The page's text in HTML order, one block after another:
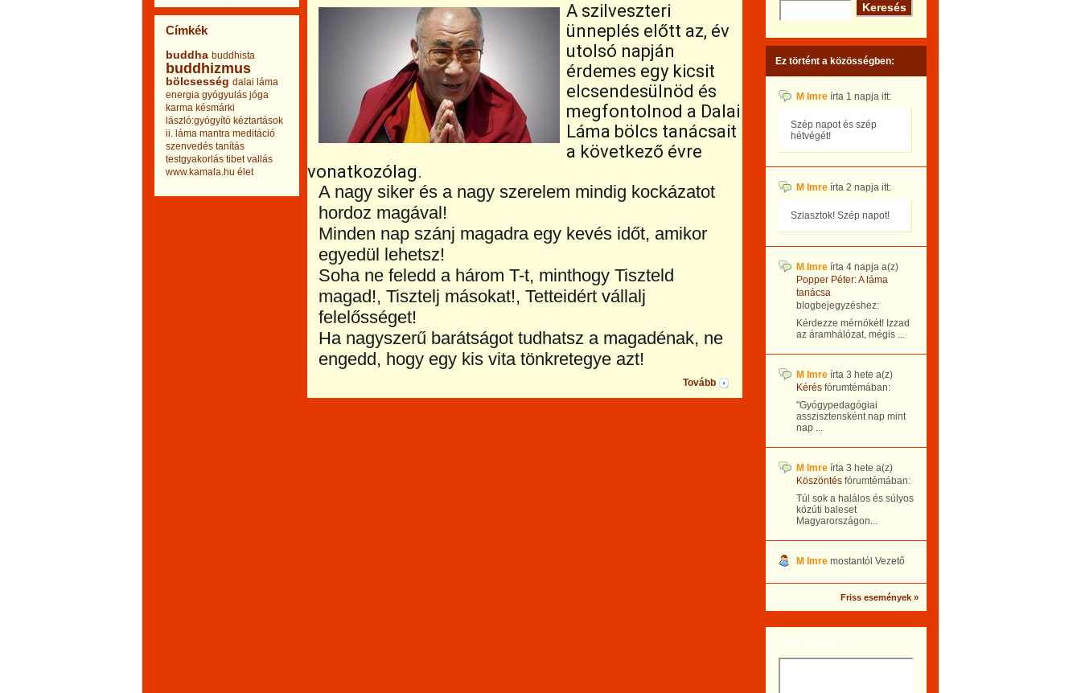
Címkék
buddha buddhista
buddhizmus
bölcsesség dalai láma
energia gyógyulás jóga
karma késmárki
lászló:gyógyító kéztartások
ii. láma mantra meditáció
szenvedés tanítás
testgyakorlás tibet vallás
www.kamala.hu élet
A szilveszteri
ünneplés előtt az, év
utolsó napján
érdemes egy kicsit
elcsendesülnöd és
megfontolnod a Dalai
Láma bölcs tanácsait
a következő évre
vonatkozólag.
A nagy siker és a nagy szerelem mindig kockázatot
hordoz magával!
Minden nap szánj magadra egy kevés időt, amikor
egyedül lehetsz!
Soha ne feledd a három T-t, minthogy Tiszteld
magad!, Tisztelj másokat!, Tetteidért vállalj
felelősséget!
Ha nagyszerű barátságot tudhatsz a magadénak, ne
engedd, hogy egy kis vita tönkretegye azt!
Tovább
Ez történt a közösségben:
M Imre írta 1 napja itt:
Szép napot és szép
hétvégét!
M Imre írta 2 napja itt:
Sziasztok! Szép napot!
M Imre írta 4 napja a(z)
Popper Péter: A láma
tanácsa
blogbejegyzéshez:
Kérdezze mérnökét! Izzad
az áramhálózat, mégis ...
M Imre írta 3 hete a(z)
Kérés fórumtémában:
"Gyógypedagógiai
asszisztensként nap mint
nap ...
M Imre írta 3 hete a(z)
Köszöntés fórumtémában:
Túl sok a halálos és súlyos
közúti baleset
Magyarországon...
M Imre mostantól Vezető
Friss események »